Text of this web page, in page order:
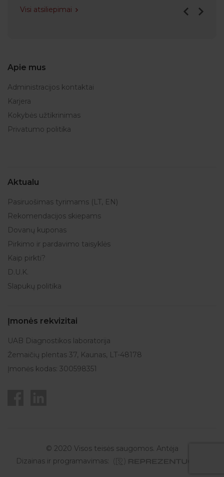
Visi atsiliepimai
Apie mus
Administracijos kontaktai
Karjera
Kokybės užtikrinimas
Privatumo politika
Aktualu
Pasiruošimas tyrimams (LT, EN)
Rekomendacijos skiepams
Dovanų kuponas
Pirkimo ir pardavimo taisyklės
Kaip pirkti?
D.U.K.
Slapukų politika
Įmonės rekvizitai
UAB Diagnostikos laboratorija
Žemaičių plentas 37, Kaunas, LT-48178
Įmonės kodas: 300598351
© 2020 Visos teisės saugomos. Antėja
Dizainas ir programavimas: